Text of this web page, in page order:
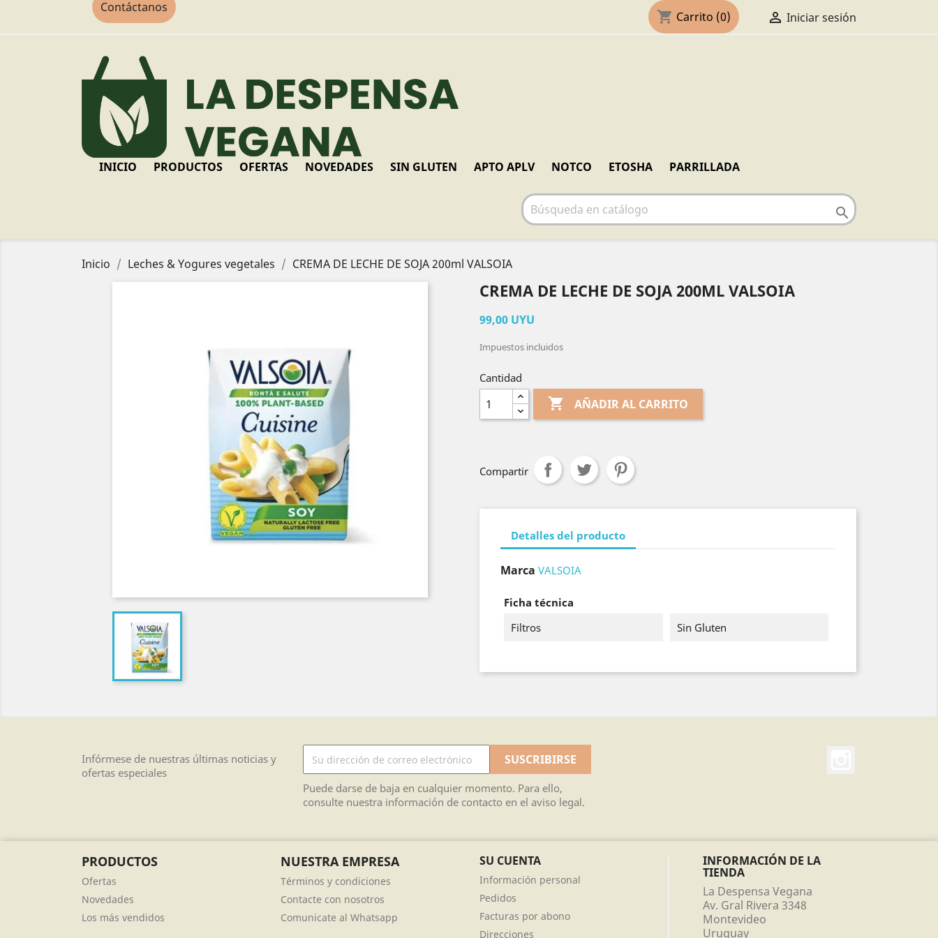
Contáctanos
shopping_cart Carrito (0)  Iniciar sesión
INICIO PRODUCTOS OFERTAS NOVEDADES SIN GLUTEN APTO APLV NOTCO ETOSHA PARRILLADA

Inicio Leches & Yogures vegetales CREMA DE LECHE DE SOJA 200ml VALSOIA
CREMA DE LECHE DE SOJA 200ML VALSOIA
99,00 UYU
Impuestos incluidos
Cantidad
 AÑADIR AL CARRITO
Compartir
Detalles del producto
Marca VALSOIA
Ficha técnica
Filtros
Sin Gluten
Infórmese de nuestras últimas noticias y
ofertas especiales
Puede darse de baja en cualquier momento. Para ello,
consulte nuestra información de contacto en el aviso legal.
PRODUCTOS
Ofertas
Novedades
Los más vendidos
NUESTRA EMPRESA
Términos y condiciones
Contacte con nosotros
Comunicate al Whatsapp
SU CUENTA
Información personal
Pedidos
Facturas por abono
Direcciones
INFORMACIÓN DE LA
TIENDA
La Despensa Vegana
Av. Gral Rivera 3348
Montevideo
Uruguay